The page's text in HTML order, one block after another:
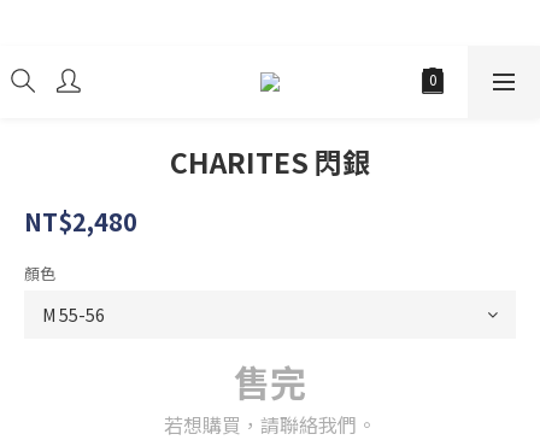
CHARITES 閃銀
NT$2,480
顏色
售完
若想購買，請聯絡我們。